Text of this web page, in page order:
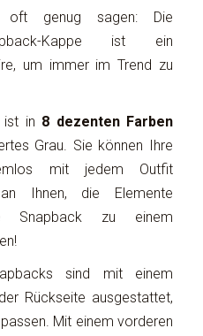
genug sagen: Die
Kappe ist ein
um immer im Trend zu
ist in 8 dezenten Farben
Grau. Sie können Ihre
mit jedem Outfit
Ihnen, die Elemente
Snapback zu einem
sind mit einem
Rückseite ausgestattet,
Mit einem vorderen